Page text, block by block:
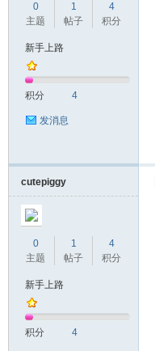
0
主题
1
帖子
4
积分
新手上路
积分 4
发消息
cutepiggy
0
主题
1
帖子
4
积分
新手上路
积分 4